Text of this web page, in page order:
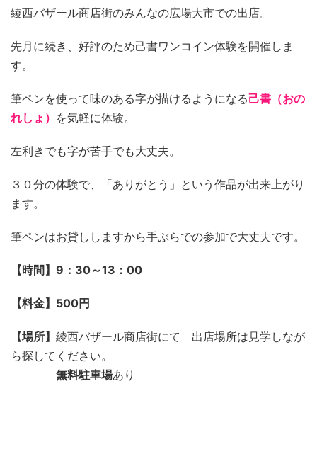
綾西バザール商店街のみんなの広場大市での出店。
先月に続き、好評のため己書ワンコイン体験を開催しま
す。
筆ペンを使って味のある字が描けるようになる己書（おの
れしょ） を気軽に体験。
左利きでも字が苦手でも大丈夫。
３０分の体験で、「ありがとう」という作品が出来上がり
ます。
筆ペンはお貸ししますから手ぶらでの参加で大丈夫です。
【時間】9：30～13：00
【料金】500円
【場所】 綾西バザール商店街にて 出店場所は見学しなが
ら探してください。
無料駐車場あり